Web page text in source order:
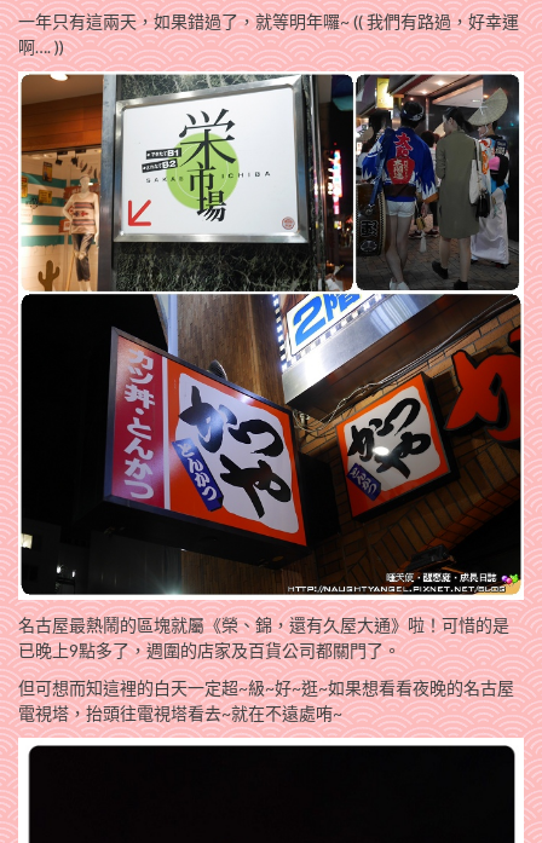
一年只有這兩天，如果錯過了，就等明年囉~ (( 我們有路過，好幸運
啊…. ))
名古屋最熱鬧的區塊就屬《榮、錦，還有久屋大通》啦！可惜的是
已晚上9點多了，週圍的店家及百貨公司都關門了。
但可想而知這裡的白天一定超~級~好~逛~如果想看看夜晚的名古屋
電視塔，抬頭往電視塔看去~就在不遠處哊~